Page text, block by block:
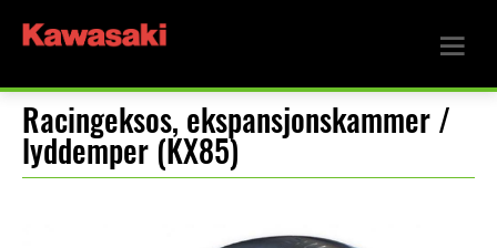
Racingeksos, ekspansjonskammer /
lyddemper (KX85)